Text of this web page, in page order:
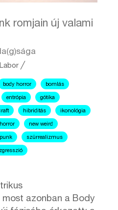
romjain új valami
Labor ╱
body horror bomlás
entrópia gótika
hibriditás ikonológia
new weird
szürrealizmus
azonban a Body